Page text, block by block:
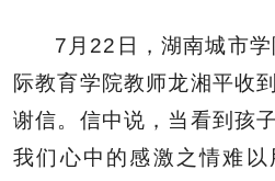
7月22日，湖南城市
际教育学院教师龙湘平收
谢信。信中说，当看到孩
我们心中的感激之情难